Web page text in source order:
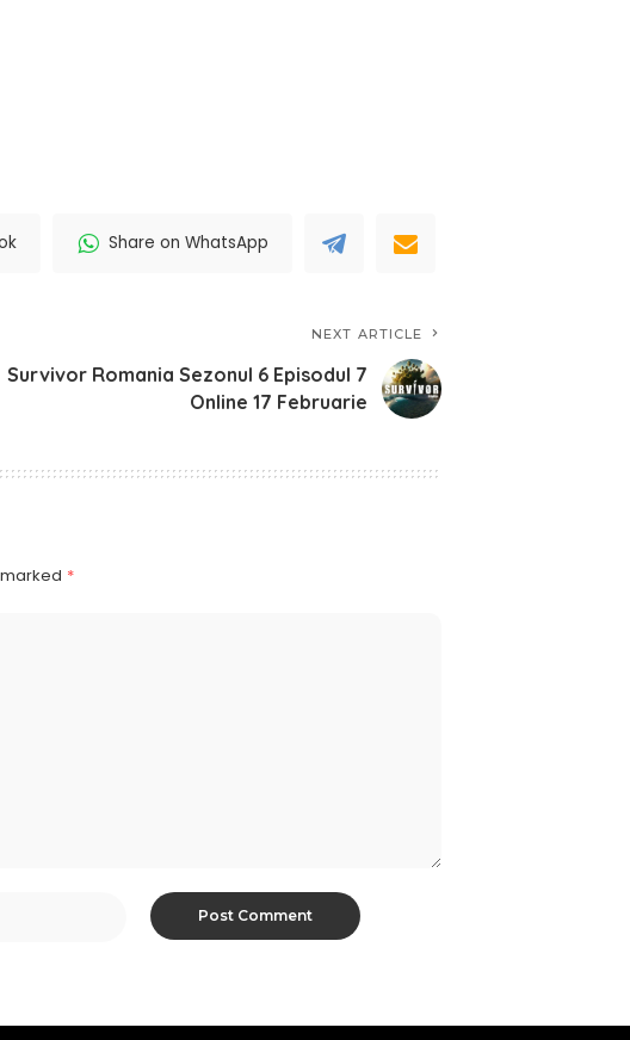
Share on WhatsApp
NEXT ARTICLE
Survivor Romania Sezonul 6 Episodul 7
Online 17 Februarie
*